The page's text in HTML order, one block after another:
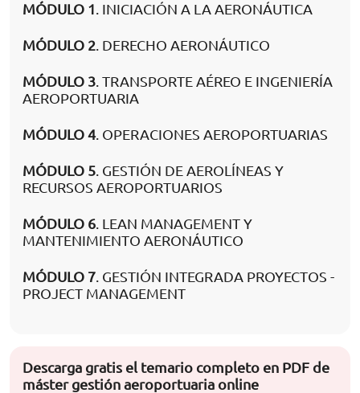
MÓDULO 1. INICIACIÓN A LA AERONÁUTICA
MÓDULO 2. DERECHO AERONÁUTICO
MÓDULO 3. TRANSPORTE AÉREO E INGENIERÍA
AEROPORTUARIA
MÓDULO 4. OPERACIONES AEROPORTUARIAS
MÓDULO 5. GESTIÓN DE AEROLÍNEAS Y
RECURSOS AEROPORTUARIOS
MÓDULO 6. LEAN MANAGEMENT Y
MANTENIMIENTO AERONÁUTICO
MÓDULO 7. GESTIÓN INTEGRADA PROYECTOS -
PROJECT MANAGEMENT
Descarga gratis el temario completo en PDF de
máster gestión aeroportuaria online